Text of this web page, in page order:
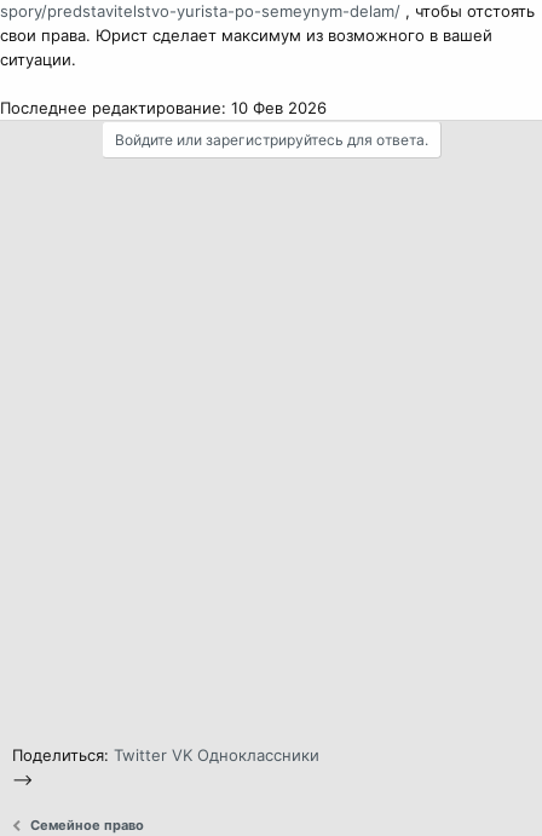
spory/predstavitelstvo-yurista-po-semeynym-delam/ , чтобы отстоять
свои права. Юрист сделает максимум из возможного в вашей
ситуации.
Последнее редактирование: 10 Фев 2026
Войдите или зарегистрируйтесь для ответа.
Поделиться: Twitter VK Одноклассники
-->
Семейное право